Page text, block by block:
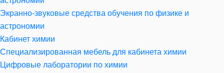
Экранно-звуковые средства обучения по физике и
астрономии
Кабинет химии
Специализированная мебель для кабинета химии
Цифровые лаборатории по химии